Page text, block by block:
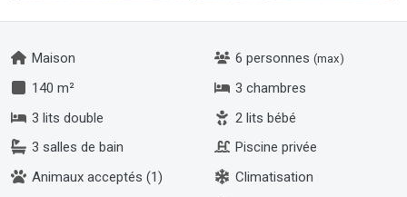
Maison 6 personnes (max)
140 m²
3 chambres
3 lits double
2 lits bébé
3 salles de bain
Piscine privée
Animaux acceptés (1)
Climatisation